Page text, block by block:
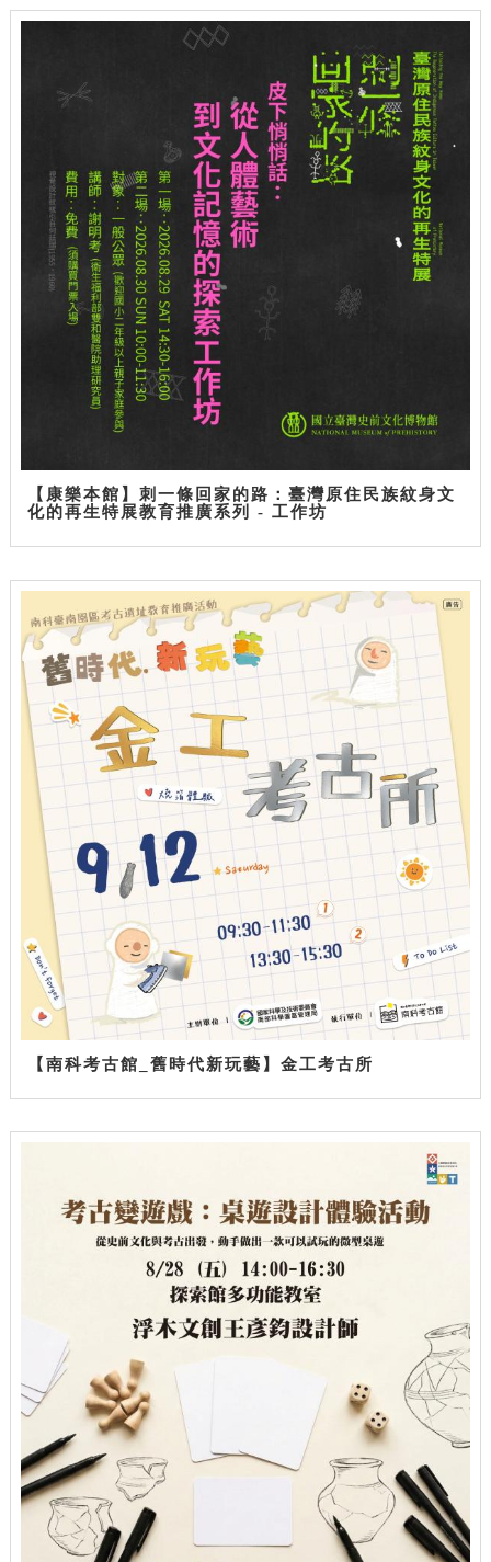
【康樂本館】刺一條回家的路：臺灣原住民族紋身文
化的再生特展教育推廣系列 - 工作坊
【南科考古館_舊時代新玩藝】金工考古所